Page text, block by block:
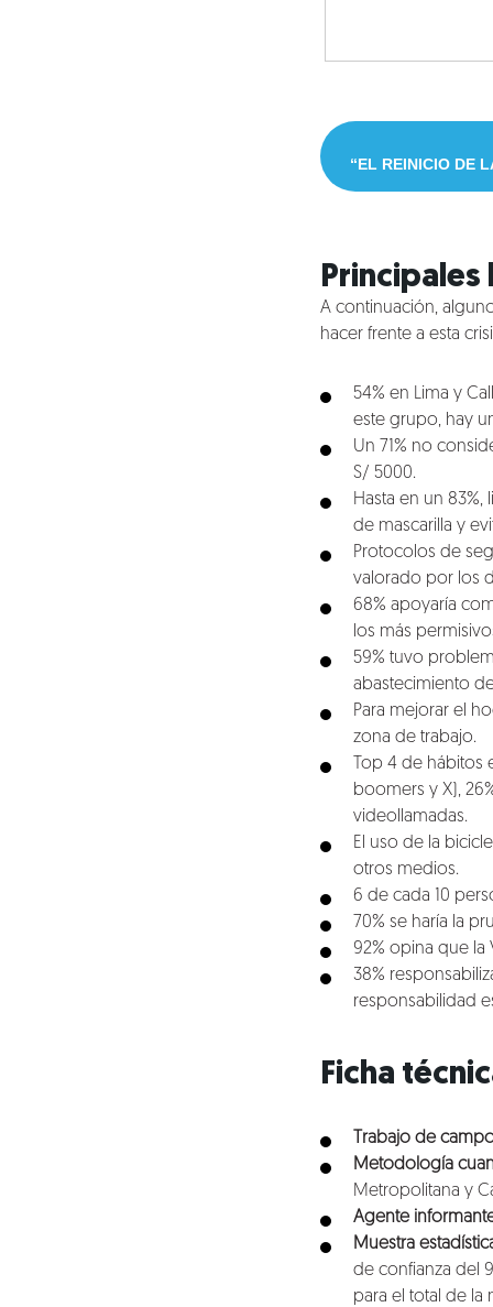
“EL REINICIO DE
Principales
A continuación,
hacer frente a esta
54% en Lima y
este grupo, hay
Un 71% no
S/ 5000.
Hasta en un
de mascarilla y
Protocolos de
valorado por los
68% apoyaría
los más
59% tuvo
abastecimiento
Para mejorar el
zona de trabajo.
Top 4 de
boomers y X),
videollamadas.
El uso de la
otros medios.
6 de cada 10
70% se haría la
92% opina que la
38%
responsabilidad
Ficha
Trabajo de
Metodología
Metropolitana y
Agente
Muestra
de confianza del
para el total de la